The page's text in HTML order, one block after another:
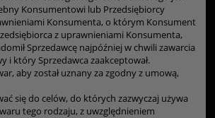
Konsumentowi lub Przedsiębiorcy
Konsumenta, o którym Konsument
z uprawnieniami Konsumenta,
Sprzedawcę najpóźniej w chwili zawarcia
i który Sprzedawca zaakceptował.
aby został uznany za zgodny z umową,
się do celów, do których zazwyczaj używa
tego rodzaju, z uwzględnieniem